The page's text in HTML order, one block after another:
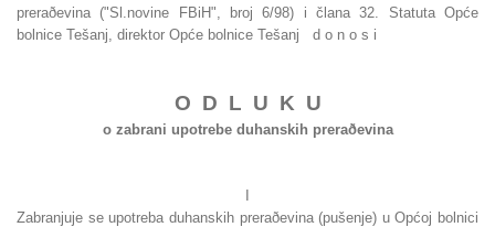
preraðevina ("Sl.novine FBiH", broj 6/98) i člana 32. Statuta Opće
bolnice Tešanj, direktor Opće bolnice Tešanj d o n o s i
O D L U K U
o zabrani upotrebe duhanskih preraðevina
Zabranjuje se upotreba duhanskih preraðevina (pušenje) u Općoj bolnici